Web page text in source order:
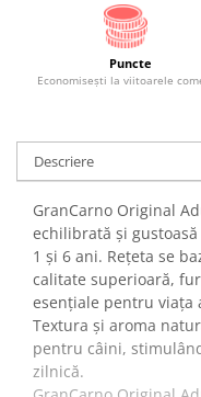
Puncte
Economiseşti la viitoarele
Descriere
GranCarno Original
echilibrată și
1 și 6 ani. Rețeta se
calitate superioară,
esențiale pentru viața
Textura și aroma
pentru câini,
zilnică.